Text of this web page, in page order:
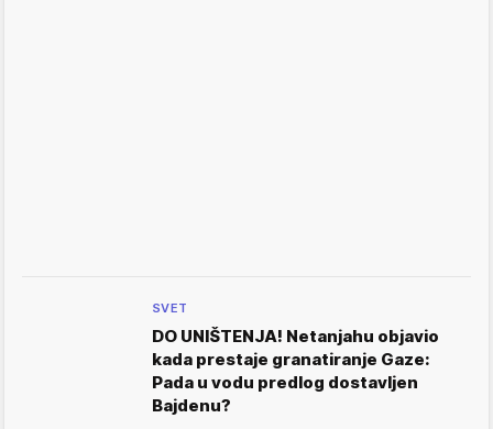
SVET
DO UNIŠTENJA! Netanjahu objavio
kada prestaje granatiranje Gaze:
Pada u vodu predlog dostavljen
Bajdenu?